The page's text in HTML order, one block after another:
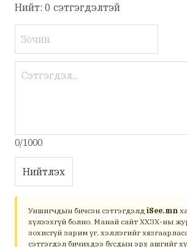
Нийт: 0 сэтгэгдэлтэй
0/1000
Нийтлэх
Уншигчдын бичсэн сэтгэгдэлд iSee.mn
хүлээхгүй болно. Манай сайт ХХЗХ-ны
зохисгүй зарим үг, хэллэгийг
сэтгэгдэл бичихдээ бусдын эрх ашгийг